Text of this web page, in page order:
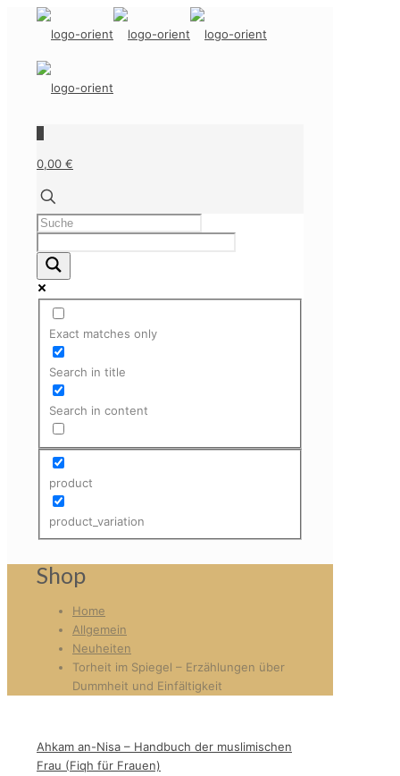
0,00 €
Exact matches only
Search in title
Search in content
product
product_variation
Shop
Home
Allgemein
Neuheiten
Torheit im Spiegel – Erzählungen über
Dummheit und Einfältigkeit
Ahkam an-Nisa – Handbuch der muslimischen
Frau (Fiqh für Frauen)